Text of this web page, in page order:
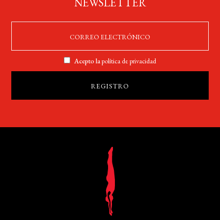
Acepto lapolítica de privacidad